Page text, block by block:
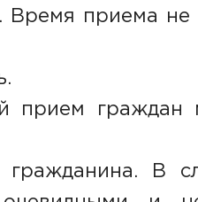
Время приема
прием граждан
В